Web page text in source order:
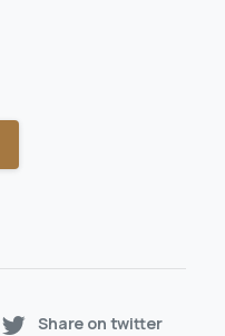
Share on twitter